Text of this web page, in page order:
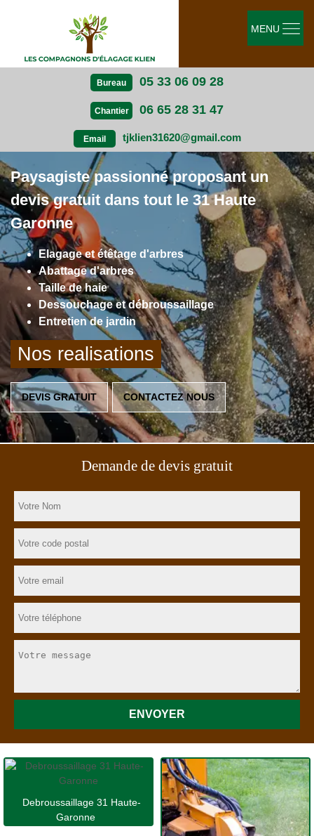
Bureau 05 33 06 09 28
Chantier 06 65 28 31 47
Email tjklien31620@gmail.com
MENU
Paysagiste passionné proposant un
devis gratuit dans tout le 31 Haute
Garonne
Elagage et étêtage d'arbres
Abattage d'arbres
Taille de haie
Dessouchage et débroussaillage
Entretien de jardin
Nos realisations
DEVIS GRATUIT CONTACTEZ NOUS
Demande de devis gratuit
Debroussaillage 31 Haute-
Garonne